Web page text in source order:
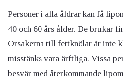
Personer i alla åldrar kan få
40 och 60 års ålder. De brukar
Orsakerna till fettknölar är inte
misstänks vara ärftliga. Vissa
besvär med återkommande